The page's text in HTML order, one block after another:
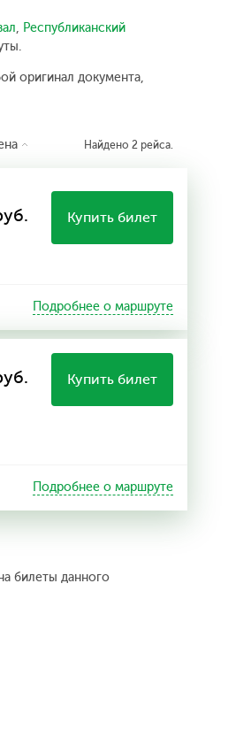
, Республиканский
оригинал документа,
Найдено 2 рейса.
Купить билет
Подробнее о маршруте
Купить билет
Подробнее о маршруте
билеты данного